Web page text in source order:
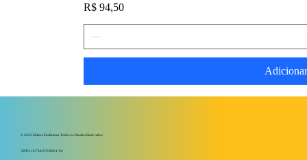
Preço
R$ 94,50
© 2025 Editora Era Branca. Todos os Direitos Reservados
CNPJ: 10.738.576/0001-04